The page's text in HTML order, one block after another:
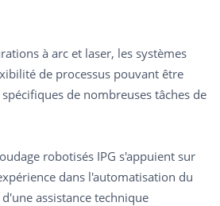
à arc et laser, les systèmes
de processus pouvant être
de nombreuses tâches de
robotisés IPG s'appuient sur
dans l'automatisation du
assistance technique